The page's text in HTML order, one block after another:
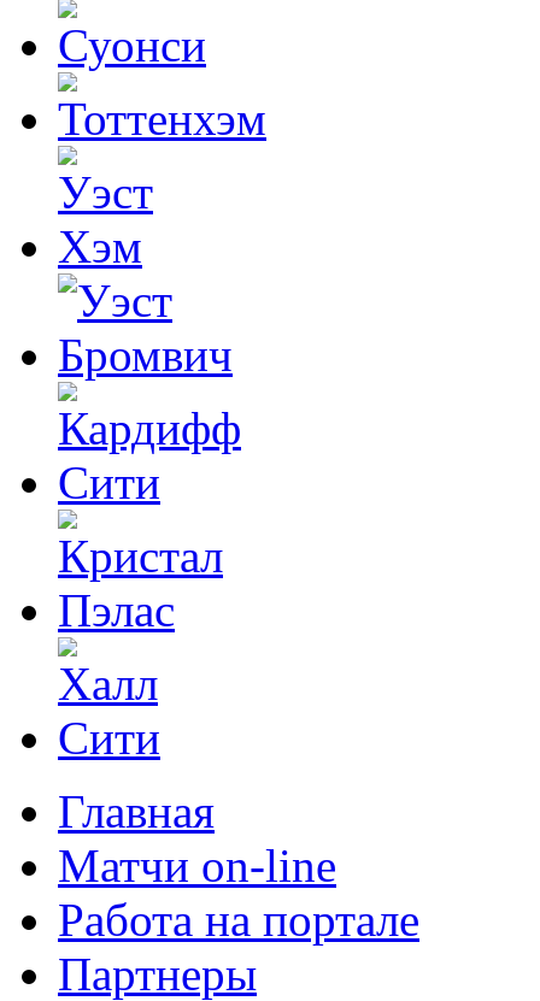
Главная
Матчи on-line
Работа на портале
Партнеры